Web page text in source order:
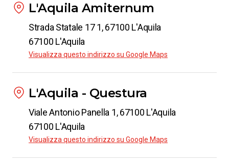
L'Aquila Amiternum
Strada Statale 17 1, 67100 L'Aquila
67100 L'Aquila
Visualizza questo indirizzo su Google Maps
L'Aquila - Questura
Viale Antonio Panella 1, 67100 L'Aquila
67100 L'Aquila
Visualizza questo indirizzo su Google Maps